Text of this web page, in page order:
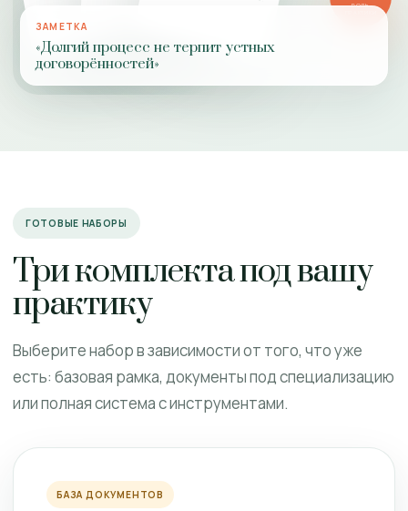
РОЛЬ
ЗАМЕТКА
«Долгий процесс не терпит устных
договорённостей»
ГОТОВЫЕ НАБОРЫ
Три комплекта под вашу
практику
Выберите набор в зависимости от того, что уже
есть: базовая рамка, документы под специализацию
или полная система с инструментами.
БАЗА ДОКУМЕНТОВ